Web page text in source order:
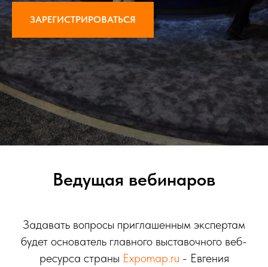
ЗАРЕГИСТРИРОВАТЬСЯ
Ведущая вебинаров
Задавать вопросы приглашенным экспертам
будет основатель главного выставочного веб-
ресурса страны Expomap.ru - Евгения